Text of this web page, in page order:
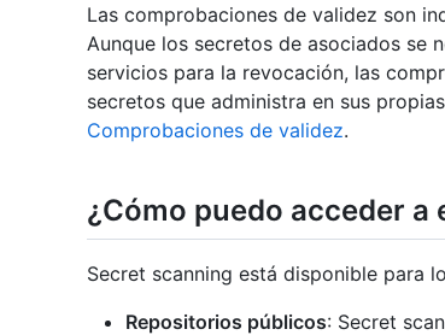
Las comprobaciones de validez son
Aunque los secretos de asociados se
servicios para la revocación, las
secretos que administra en sus
Comprobaciones de validez.
¿Cómo puedo acceder
Secret scanning está disponible para
Repositorios públicos: Secret